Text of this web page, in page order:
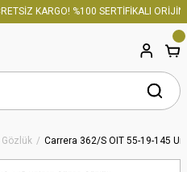
KARGO! %100 SERTİFİKALI
Gözlük Carrera 362/S OIT 55-19-145